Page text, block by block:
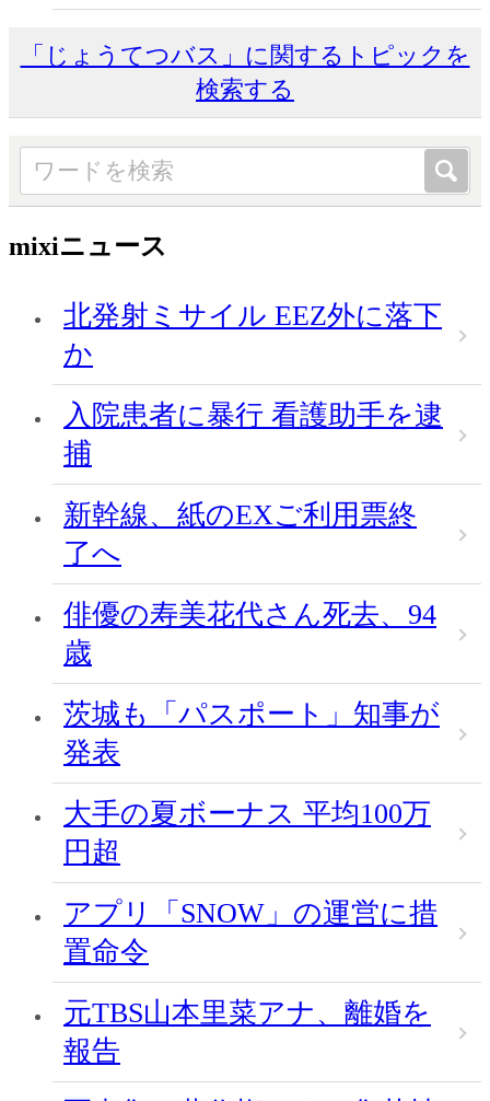
「じょうてつバス」に関するトピックを
検索する
mixiニュース
北発射ミサイル EEZ外に落下
か
入院患者に暴行 看護助手を逮
捕
新幹線、紙のEXご利用票終
了へ
俳優の寿美花代さん死去、94
歳
茨城も「パスポート」知事が
発表
大手の夏ボーナス 平均100万
円超
アプリ「SNOW」の運営に措
置命令
元TBS山本里菜アナ、離婚を
報告